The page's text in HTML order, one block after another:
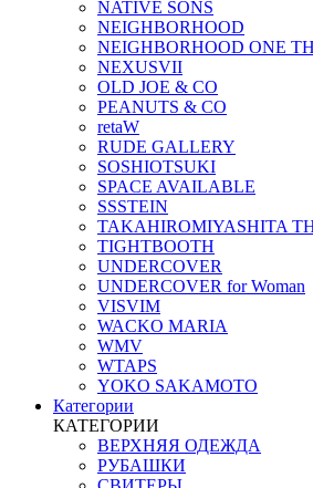
NATIVE SONS
NEIGHBORHOOD
NEIGHBORHOOD ONE
NEXUSVII
OLD JOE & CO
PEANUTS & CO
retaW
RUDE GALLERY
SOSHIOTSUKI
SPACE AVAILABLE
SSSTEIN
TAKAHIROMIYASHITA
TIGHTBOOTH
UNDERCOVER
UNDERCOVER for Woman
VISVIM
WACKO MARIA
WMV
WTAPS
YOKO SAKAMOTO
Категории
КАТЕГОРИИ
ВЕРХНЯЯ ОДЕЖДА
РУБАШКИ